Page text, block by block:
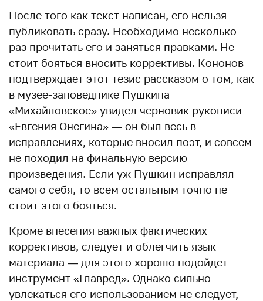
После того как текст написан, его нельзя
публиковать сразу. Необходимо несколько
раз прочитать его и заняться правками. Не
стоит бояться вносить коррективы. Кононов
подтверждает этот тезис рассказом о том, как
в музее-заповеднике Пушкина
«Михайловское» увидел черновик рукописи
«Евгения Онегина» — он был весь в
исправлениях, которые вносил поэт, и совсем
не походил на финальную версию
произведения. Если уж Пушкин исправлял
самого себя, то всем остальным точно не
стоит этого бояться.
Кроме внесения важных фактических
коррективов, следует и облегчить язык
материала — для этого хорошо подойдет
инструмент «Главред». Однако сильно
увлекаться его использованием не следует,